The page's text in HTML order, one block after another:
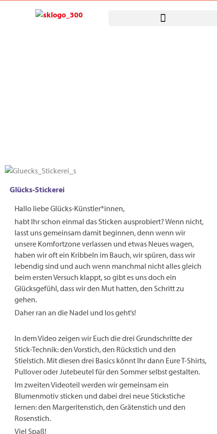
Glücks-Stickerei
Hallo liebe Glücks-Künstler*innen,
habt Ihr schon einmal das Sticken ausprobiert? Wenn nicht,
lasst uns gemeinsam damit beginnen, denn wenn wir
unsere Komfortzone verlassen und etwas Neues wagen,
haben wir oft ein Kribbeln im Bauch, wir spüren, dass wir
lebendig sind und auch wenn manchmal nicht alles gleich
beim ersten Versuch klappt, so gibt es uns doch ein
Glücksgefühl, dass wir den Mut hatten, den Schritt zu
gehen.
Daher ran an die Nadel und los geht’s!
In dem Video zeigen wir Euch die drei Grundschritte der
Stick-Technik: den Vorstich, den Rückstich und den
Stielstich. Mit diesen drei Basics könnt Ihr dann Eure T-Shirts,
Pullover oder Jutebeutel für den Sommer selbst gestalten.
Im zweiten Videoteil werden wir gemeinsam ein
Blumenmotiv sticken und dabei drei neue Stickstiche
lernen: den Margeritenstich, den Grätenstich und den
Rosenstich.
Viel Spaß!